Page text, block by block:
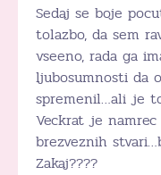
Sedaj se boje
tolazbo, da sem
vseeno, rada ga
ljubosumnosti da
spremenil…ali je
Veckrat je
brezveznih
Zakaj????